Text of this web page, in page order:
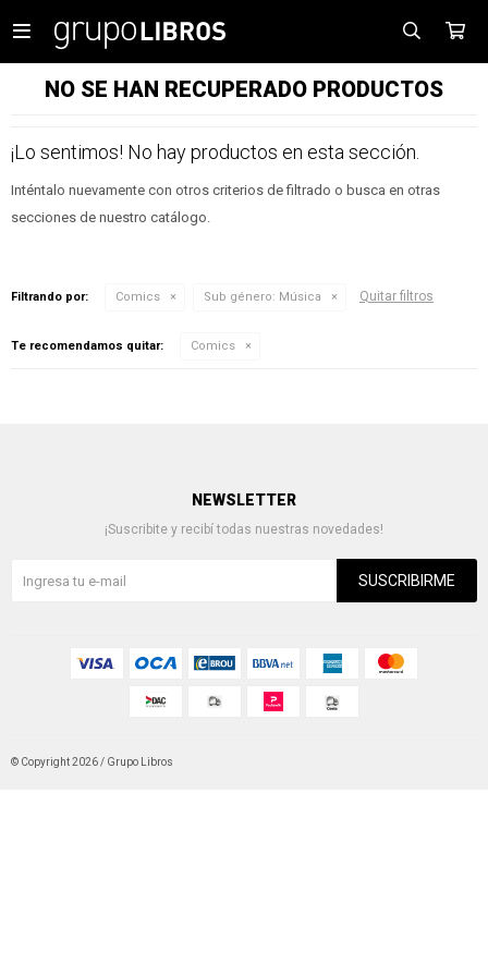

NO SE HAN RECUPERADO PRODUCTOS
¡Lo sentimos! No hay productos en esta sección.
Inténtalo nuevamente con otros criterios de filtrado o busca en otras
secciones de nuestro catálogo.
Filtrando por: Comics Sub género: Música Quitar filtros
Te recomendamos quitar: Comics
NEWSLETTER
¡Suscribite y recibí todas nuestras novedades!
SUSCRIBIRME
© Copyright 2026 / Grupo Libros